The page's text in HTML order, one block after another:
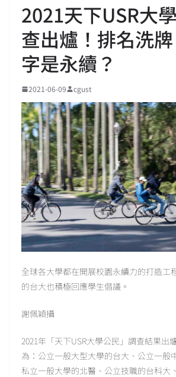
2021天下USR大
查出爐！排名洗
字是永續？
2021-06-09 cgust
全球各大學都在開展校園永續力的打造工
的台大也積極回應學生倡議。
謝佩穎攝
2021年「天下USR大學公民」調查結果出
為：公立一般大型大學的台大、公立一般
私立一般大學的北醫、公立技職的台科大